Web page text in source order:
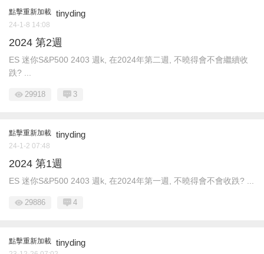
點擊重新加載 tinyding
24-1-8 14:08
2024 第2週
ES 迷你S&P500 2403 週k, 在2024年第二週, 不曉得會不會繼續收
跌? ...
29918 3
點擊重新加載 tinyding
24-1-2 07:48
2024 第1週
ES 迷你S&P500 2403 週k, 在2024年第一週, 不曉得會不會收跌? ...
29886 4
點擊重新加載 tinyding